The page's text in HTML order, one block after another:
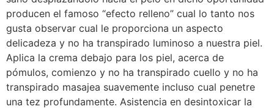
producen el famoso “efecto relleno” cual lo tanto nos
gusta observar cual le proporciona un aspecto
delicadeza y no ha transpirado luminoso a nuestra piel.
Aplica la crema debajo para los piel, acerca de
pómulos, comienzo y no ha transpirado cuello y no ha
transpirado masajea suavemente incluso cual penetre
una tez profundamente. Asistencia en desintoxicar la